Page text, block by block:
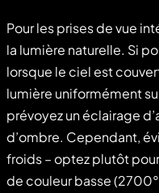
Pour les prises de vue
la lumière naturelle. Si
lorsque le ciel est
lumière uniformément
prévoyez un éclairage
d’ombre. Cependant,
froids – optez plutôt
de couleur basse